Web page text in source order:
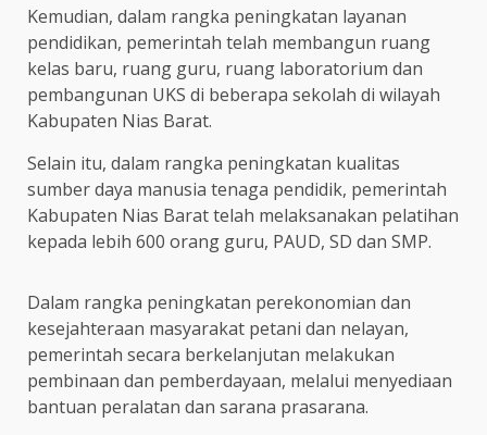
Kemudian, dalam rangka peningkatan layanan
pendidikan, pemerintah telah membangun ruang
kelas baru, ruang guru, ruang laboratorium dan
pembangunan UKS di beberapa sekolah di wilayah
Kabupaten Nias Barat.
Selain itu, dalam rangka peningkatan kualitas
sumber daya manusia tenaga pendidik, pemerintah
Kabupaten Nias Barat telah melaksanakan pelatihan
kepada lebih 600 orang guru, PAUD, SD dan SMP.
Dalam rangka peningkatan perekonomian dan
kesejahteraan masyarakat petani dan nelayan,
pemerintah secara berkelanjutan melakukan
pembinaan dan pemberdayaan, melalui menyediaan
bantuan peralatan dan sarana prasarana.